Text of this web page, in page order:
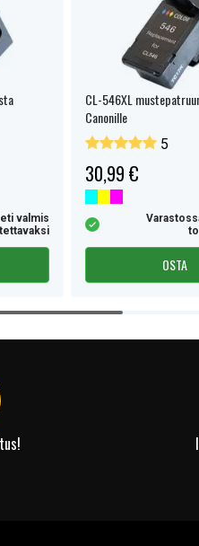
valmis
CL-546XL
Canonille
5
30,99 €
OSTA